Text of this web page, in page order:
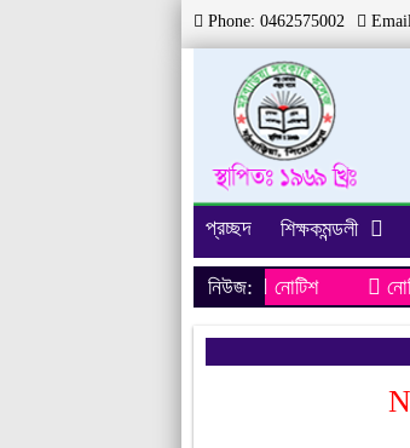
Phone: 0462575002
প্রচ্ছদ শিক্ষকমন্ডলী
নিউজ: নোটিশ
নোটিশ